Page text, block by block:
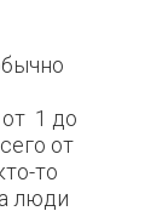
1 до
от
то
люди